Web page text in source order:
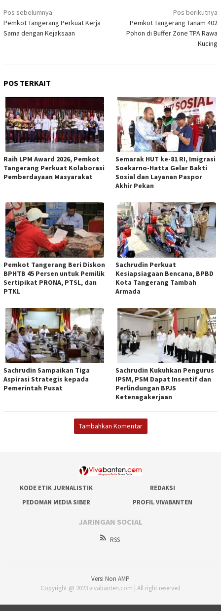
Navigasi
pos
Pos sebelumnya
Pemkot Tangerang Perkuat Kerja
Sama dengan Kejaksaan
Pos berikutnya
Pemkot Tangerang Tanam 402
Pohon di Buffer Zone TPA Rawa
Kucing
POS TERKAIT
Raih LPM Award 2026, Pemkot
Tangerang Perkuat Kolaborasi
Pemberdayaan Masyarakat
Semarak HUT ke-81 RI, Imigrasi
Soekarno-Hatta Gelar Bakti
Sosial dan Layanan Paspor
Akhir Pekan
Pemkot Tangerang Beri Diskon
BPHTB 45 Persen untuk Pemilik
Sertipikat PRONA, PTSL, dan
PTKL
Sachrudin Perkuat
Kesiapsiagaan Bencana, BPBD
Kota Tangerang Tambah
Armada
Sachrudin Sampaikan Tiga
Aspirasi Strategis kepada
Pemerintah Pusat
Sachrudin Kukuhkan Pengurus
IPSM, PSM Dapat Insentif dan
Perlindungan BPJS
Ketenagakerjaan
Tambahkan Komentar
KODE ETIK JURNALISTIK
REDAKSI
PEDOMAN MEDIA SIBER
PROFIL VIVABANTEN
JARINGAN SOCIAL
RSS
Versi Non AMP
Copyright @ 2023 vivabanten.com | All right reserved